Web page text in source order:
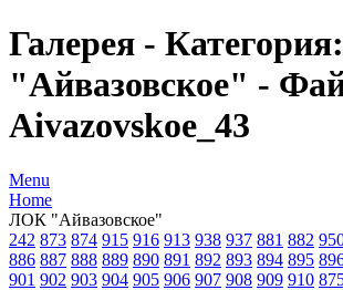
Галерея -
"Айвазовское" -
Aivazovskoe_43
Menu
Home
ЛОК "Айвазовское"
242 873 874 915 916 913 938 937 881 882
886 887 888 889 890 891 892 893 894 895
901 902 903 904 905 906 907 908 909 910